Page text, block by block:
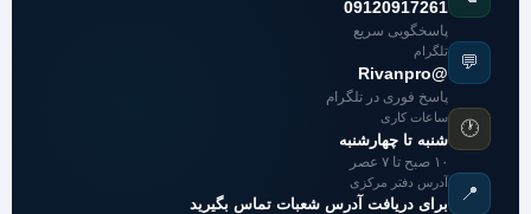
09120917261
پاسخگویی سریع
💬
تلگرام
@Rivanpro
پاسخ فوری در تلگرام
🕐
ساعات کاری
شنبه تا چهارشنبه
۱۰ صبح تا ۷ عصر
📍
آدرس دفتر مرکزی
برای دریافت آدرس شعبات تماس بگیرید